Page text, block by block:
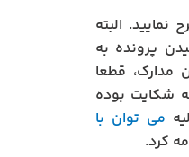
البته
پرونده به
قطعا
شکایت بوده
می توان با
کرد.